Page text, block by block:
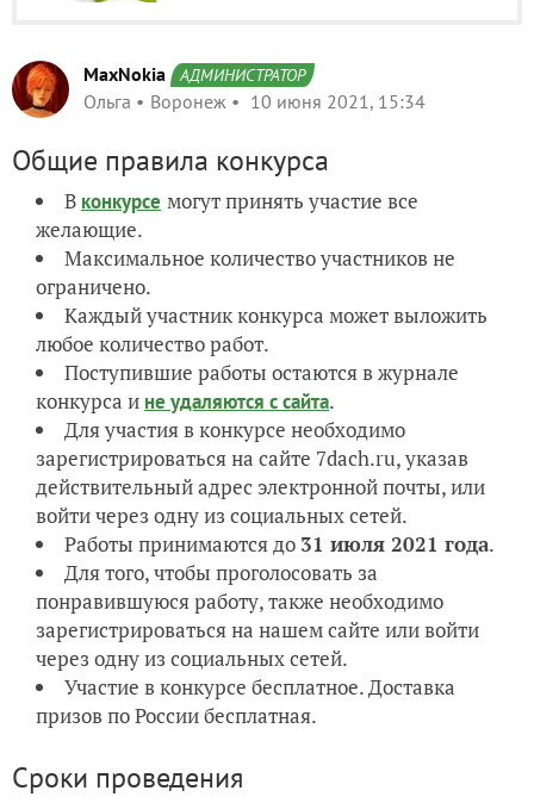
MaxNokia АДМИНИСТРАТОР
Ольга Воронеж 10 июня 2021, 15:34
Общие правила конкурса
В конкурсе могут принять участие все
желающие.
Максимальное количество участников не
ограничено.
Каждый участник конкурса может выложить
любое количество работ.
Поступившие работы остаются в журнале
конкурса и не удаляются с сайта.
Для участия в конкурсе необходимо
зарегистрироваться на сайте 7dach.ru, указав
действительный адрес электронной почты, или
войти через одну из социальных сетей.
Работы принимаются до 31 июля 2021 года.
Для того, чтобы проголосовать за
понравившуюся работу, также необходимо
зарегистрироваться на нашем сайте или войти
через одну из социальных сетей.
Участие в конкурсе бесплатное. Доставка
призов по России бесплатная.
Сроки проведения